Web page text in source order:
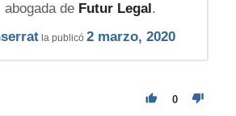
abogada de Futur Legal .
la publicó 2 marzo, 2020
0